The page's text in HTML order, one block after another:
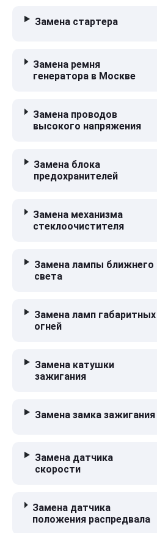
Замена стартера
Замена ремня
генератора в Москве
Замена проводов
высокого напряжения
Замена блока
предохранителей
Замена механизма
стеклоочистителя
Замена лампы ближнего
света
Замена ламп габаритных
огней
Замена катушки
зажигания
Замена замка зажигания
Замена датчика
скорости
Замена датчика
положения распредвала